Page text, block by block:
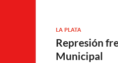
LA PLATA
Represión
Municipal